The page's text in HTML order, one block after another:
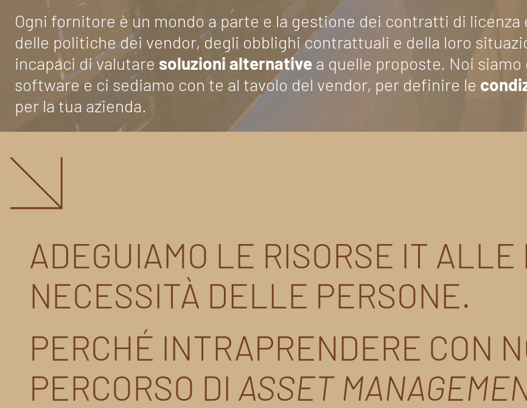
Ogni fornitore è un mondo a parte e la gestione dei contratti di
delle politiche dei vendor, degli obblighi contrattuali e della loro
incapaci di valutare soluzioni alternative a quelle proposte. Noi
software e ci sediamo con te al tavolo del vendor, per definire le
per la tua azienda.
ADEGUIAMO LE RISORSE IT ALLE
NECESSITÀ DELLE PERSONE.
PERCHÉ INTRAPRENDERE CON
PERCORSO DI ASSET